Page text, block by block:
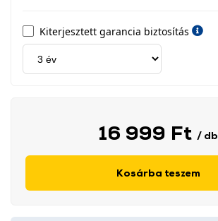
Kiterjesztett garancia biztosítás
16 999 Ft / db
Kosárba teszem